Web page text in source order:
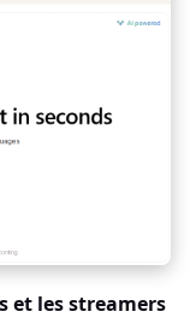
et les streamers